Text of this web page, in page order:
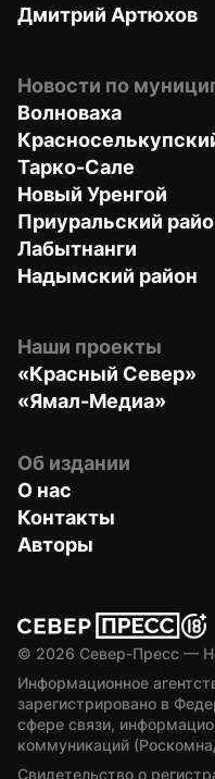
Дмитрий Артюхов
Новости по
Волноваха
Тарко-Сале
Новый Уренгой
Приуральский
Лабытнанги
Надымский район
Наши проекты
«Красный Север»
«Ямал-Медиа»
Об издании
О нас
Контакты
Авторы
© 2026 Север-Пресс —
Информационное
зарегистрировано в
сфере связи,
коммуникаций
Свидетельство о